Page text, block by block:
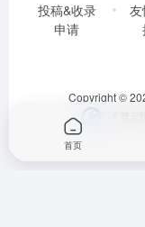
投稿&收录
申请
Copyright ©
首页